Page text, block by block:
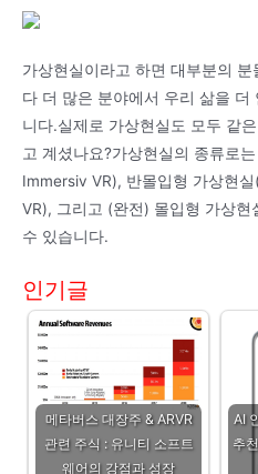
가상현실이라고 하면 대부분의
다 더 많은 분야에서 우리 삶을
니다.실제로 가상현실도 모두 같
고 계셨나요?가상현실의 종류로
Immersiv VR), 반몰입형 가상현
VR), 그리고 (완전) 몰입형 가상
수 있습니다.
인기글
메타버스 대장주 & ARVR
관련 주식 : 유니티 소프트
웨어의 강점과 성장
AI
추